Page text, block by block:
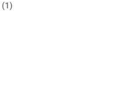
11